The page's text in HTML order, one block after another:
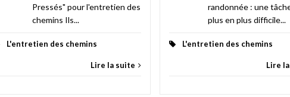
Pressés" pour l'entretien des
chemins Ils...
L'entretien des chemins
Lire la suite
randonnée : une
plus en plus difficile...
L'entretien des chemins
Lire